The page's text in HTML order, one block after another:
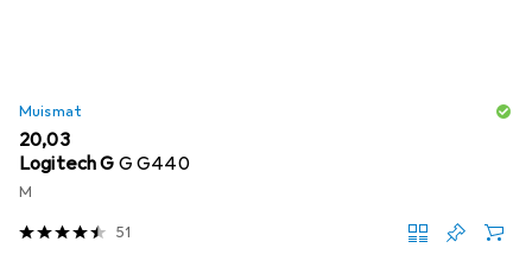
Muismat
EUR
20,03
Logitech G G G440
M
51